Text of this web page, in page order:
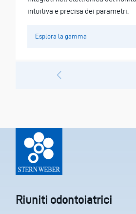
intuitiva e precisa dei parametri.
Esplora la gamma
Riuniti odontoiatrici